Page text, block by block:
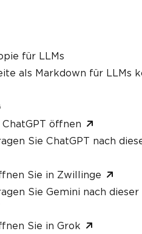
für LLMs
als Markdown für LLMs
ChatGPT öffnen
Sie ChatGPT nach
Sie in Zwillinge
Sie Gemini nach
Sie in Grok